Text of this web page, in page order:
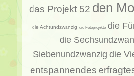
das Projekt 52 den
die Achtundzwanzig die Fotoprojekte die
die
Siebenundzwanzig die
entspannendes